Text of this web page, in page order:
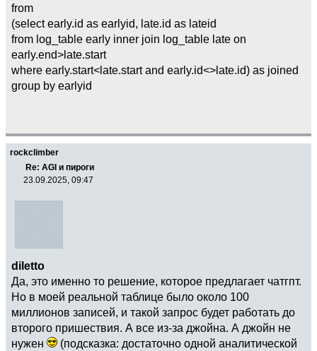
from
(select early.id as earlyid, late.id as lateid
from log_table early inner join log_table late on
early.end>late.start
where early.start<late.start and early.id<>late.id) as joined
group by earlyid
rockclimber
Re: AGI и пироги
23.09.2025, 09:47
diletto
Да, это именно то решение, которое предлагает чатгпт.
Но в моей реальной таблице было около 100
миллионов записей, и такой запрос будет работать до
второго пришествия. А все из-за джойна. А джойн не
нужен
(подсказка: достаточно одной аналитической